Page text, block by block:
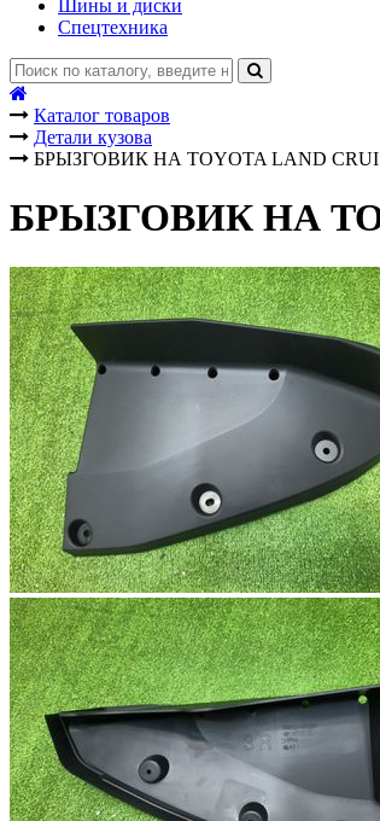
Шины и диски
Спецтехника
Каталог товаров
Детали кузова
БРЫЗГОВИК НА TOYOTA LAND
БРЫЗГОВИК НА